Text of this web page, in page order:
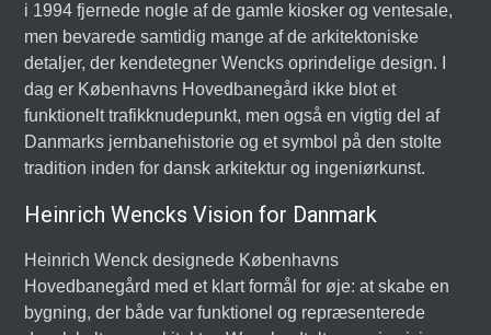
i 1994 fjernede nogle af de gamle kiosker og ventesale,
men bevarede samtidig mange af de arkitektoniske
detaljer, der kendetegner Wencks oprindelige design. I
dag er Københavns Hovedbanegård ikke blot et
funktionelt trafikknudepunkt, men også en vigtig del af
Danmarks jernbanehistorie og et symbol på den stolte
tradition inden for dansk arkitektur og ingeniørkunst.
Heinrich Wencks Vision for Danmark
Heinrich Wenck designede Københavns
Hovedbanegård med et klart formål for øje: at skabe en
bygning, der både var funktionel og repræsenterede